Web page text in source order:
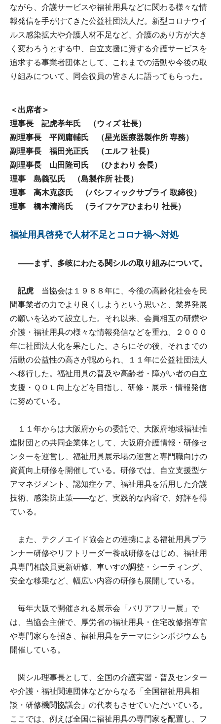
ながら、介護サービスや福祉用具などに関わる様々な情
報発信を手がけてきた公益社団法人だ。新型コロナウイ
ルス感染拡大や介護人材不足など、介護のあり方が大き
く変わろうとする中、自立支援に資する介護サービスを
追求する事業者団体として、これまでの活動や今後の取
り組みについて、同会役員の皆さんに語ってもらった。
＜出席者＞
理事長 記虎孝年氏 （ウィズ 社長）
副理事長 平岡庸輔氏 （星光医療器製作所 専務）
副理事長 福田光正氏 （エルフ 社長）
副理事長 山田隆司氏 （ひまわり 会長）
理事 島義弘氏 （島製作所 社長）
理事 高木克彦氏 （パシフィックサプライ 取締役）
理事 橋本清尚氏 （ライフケアひまわり 社長）
福祉用具啓発で人材不足とコロナ禍へ対処
――まず、多岐にわたる関シルの取り組みについて。
記虎 当協会は１９８８年に、今後の高齢化社会を民
間事業者の力でより良くしようという思いと、業界発展
の願いを込めて設立した。それ以来、会員相互の研鑽や
介護・福祉用具の様々な情報発信などを重ね、２０００
年に社団法人化を果たした。さらにその後、それまでの
活動の公益性の高さが認められ、１１年に公益社団法人
へ移行した。福祉用具の普及や高齢者・障がい者の自立
支援・ＱＯＬ向上などを目指し、研修・展示・情報発信
に努めている。
１１年からは大阪府からの委託で、大阪府地域福祉推
進財団との共同企業体として、大阪府介護情報・研修セ
ンターを運営し、福祉用具展示場の運営と専門職向けの
資質向上研修を開催している。研修では、自立支援型ケ
アマネジメント、認知症ケア、福祉用具を活用した介護
技術、感染防止策――など、実践的な内容で、好評を得
ている。
また、テクノエイド協会との連携による福祉用具プラ
ンナー研修やリフトリーダー養成研修をはじめ、福祉用
具専門相談員更新研修、車いすの調整・シーティング、
安全な移乗など、幅広い内容の研修も展開している。
毎年大阪で開催される展示会「バリアフリー展」で
は、当協会主催で、厚労省の福祉用具・住宅改修指導官
や専門家らを招き、福祉用具をテーマにシンポジウムも
開催している。
関シル理事長として、全国の介護実習・普及センター
や介護・福祉関連団体などからなる「全国福祉用具相
談・研修機関協議会」の代表もさせていただいている。
ここでは、例えば全国に福祉用具の専門家を配置し、フ